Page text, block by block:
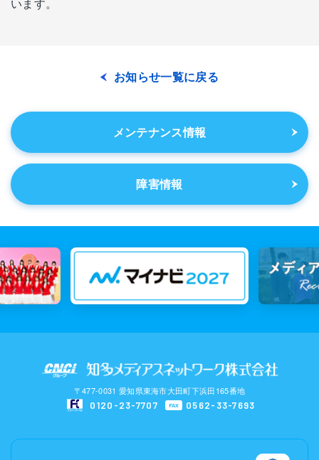
います。
お知らせ一覧に戻る
メンテナンス情報
障害情報
〒477-0031 愛知県東海市大田町下浜田165番地
0120-23-7707
FAX 0562-33-7693